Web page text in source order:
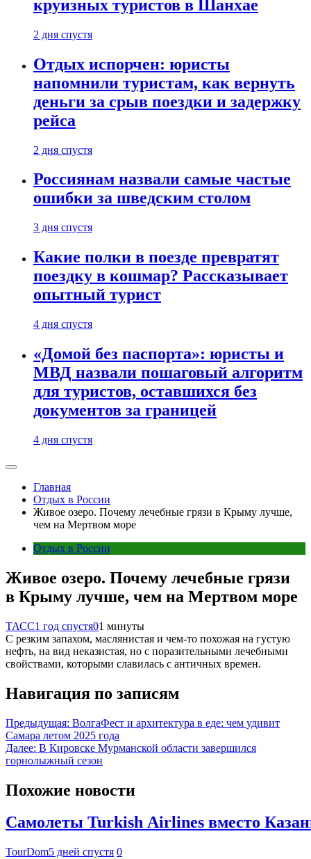
круизных туристов в Шанхае
2 дня спустя
Отдых испорчен: юристы
напомнили туристам, как вернуть
деньги за срыв поездки и задержку
рейса
2 дня спустя
Россиянам назвали самые частые
ошибки за шведским столом
3 дня спустя
Какие полки в поезде превратят
поездку в кошмар? Рассказывает
опытный турист
4 дня спустя
«Домой без паспорта»: юристы и
МВД назвали пошаговый алгоритм
для туристов, оставшихся без
документов за границей
4 дня спустя
Главная
Отдых в России
Живое озеро. Почему лечебные грязи в Крыму лучше,
чем на Мертвом море
Отдых в России
Живое озеро. Почему лечебные грязи
в Крыму лучше, чем на Мертвом море
ТАСС1 год спустя01 минуты
С резким запахом, маслянистая и чем-то похожая на густую
нефть, на вид неказистая, но с поразительными лечебными
свойствами, которыми славилась с античных времен.
Навигация по записям
Предыдущая: ВолгаФест и архитектура в еде: чем удивит
Самара летом 2025 года
Далее: В Кировске Мурманской области завершился
горнолыжный сезон
Похожие новости
Самолеты Turkish Airlines вместо
TourDom5 дней спустя 0